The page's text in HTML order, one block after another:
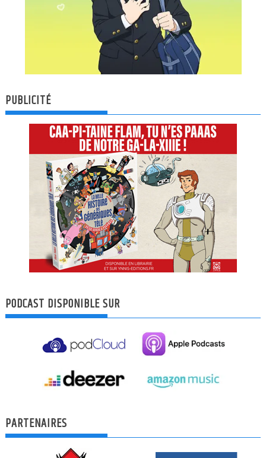
PUBLICITÉ
PODCAST DISPONIBLE SUR
PARTENAIRES